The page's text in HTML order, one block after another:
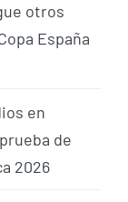
otros
España
en
de
2026